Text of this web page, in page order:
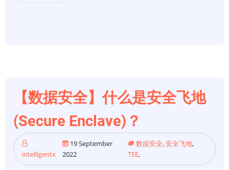
Open
Enclave
SDK
【数据安全】什么是安全飞地
(Secure Enclave)？
intelligentx
19 September
2022
数据安全,安全飞地,
TEE,